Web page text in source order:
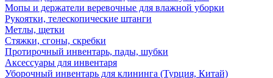
Мопы и держатели веревочные для влажной уборки
Рукоятки, телескопические штанги
Метлы, щетки
Стяжки, сгоны, скребки
Протирочный инвентарь, пады, шубки
Аксессуары для инвентаря
Уборочный инвентарь для клининга (Турция, Китай)